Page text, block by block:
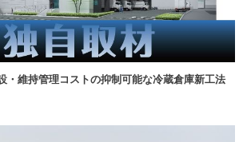
・維持管理コストの抑制可能な冷蔵倉庫新工法